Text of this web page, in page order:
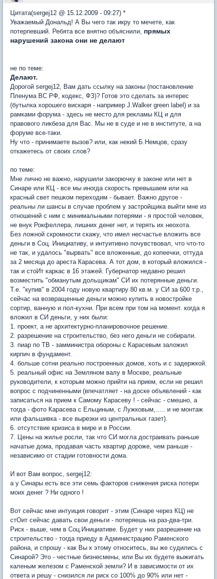
Цитата(sergej12 @ 15.12.2009 - 09:27) *
Уважаемый Дональд! А Вы чего так икру то мечете, как
потерпевший. Ребята все внятно объяснили, прямых
нарушений закона они не делают
не по теме:
Делают.
Дорогой sergej12, Вам дать ссылку на законы (постановление
Пленума ВС РФ, кодекс, ФЗ)? Готов это сделать за интерес
(бутылка хорошего вискаря - например J.Walker green label) и за
рамками форума - здесь не место для рекламы КЦ и для
правового ликбеза для Вас. Мы не в суде и не в институте, а на
форуме все-таки.
Ну что - принимаете вызов? или, как некий Б.Немцов, сразу
откажетесь от своих слов?
по теме:
Мне лично не важно, нарушили закорючку в законе или нет в
Синаре или КЦ - все мы иногда скорость превышаем или на
красный свет пешком переходим - бывает. Важно другое -
реальны ли шансы в случае проблем у застройщика выйти мне из
отношений с ним с минимальными потерями - я простой человек,
не внук Рокфеллера, лишних денег нет, и терять их неохота.
Без ложной скромности скажу, что имел несчастье вложить все
деньги в Соц. Инициативу, и интуитивно почувствовал, что что-то
не так, и удалось "вырвать" все вложенные, до копеечки, оттуда
за 2 месяца до ареста Карасева. А тот дом, в который вложился -
так и стоИт каркас в 16 этажей. Губернатор недавно решил
возместить "обманутым дольщикам" СИ их потерянные деньги.
Т.е. "купив" в 2004 году новую квартиру 80 кв.м. у СИ за 600 т.р.,
сейчас на возвращенные деньги можно купить в новостройке
сортир, ванную и пол-кухни. При всем при том на момент. когда я
вложил в СИ деньги, у них были:
1. проект, а не архитектурно-планировочное решение.
2. разрешение на строительство, без него деньги не собирали.
3. пиар по ТВ - замминистра обороны с Карасевым заложил
кирпич в фундамент.
4. больше сотни реально построенных домов, хоть и с задержкой.
5. реальный офис на Земляном валу в Москве, реальные
руководители, к которым можно прийти на прием, если не решил
вопрос с подчиненными (впечатляет - на доске объявлений - как
записаться на прием к Самому Карасеву ! - сейчас - смешно, а
тогда - фото Карасева с Ельциным, с Лужковым,..... и не монтаж
или фальшивка - все вырезки из центральных газет).
6. отсутствие кризиса в мире и в России.
7. Цены на жилье росли, так что СИ могла достраивать раньше
начатые дома, продавая часть квартир дороже, чем раньше -
независимо от стадии готовности дома.
И вот Вам вопрос, sergej12:
а у Синары есть все эти семь факторов снижения риска потери
моих денег ? Ни одного !
Вот сейчас мне интуиция говорит - этим (Синаре через КЦ) не
стОит сейчас давать свои деньги - потеряешь на раз-два-три.
Риск - выше, чем в Соц.Инициативе. Будет у них разрешение на
строительство - тогда приеду в Администрацию Раменского
района, и спрошу - как Вы к этому относитесь, вы же судились с
Синарой? Это - честные бизнесмены, или Вы их будете выжигать
каленым железом с Раменской земли? И в зависимости от их
ответа и решу - снизился ли риск со 100% до 90% или нет -